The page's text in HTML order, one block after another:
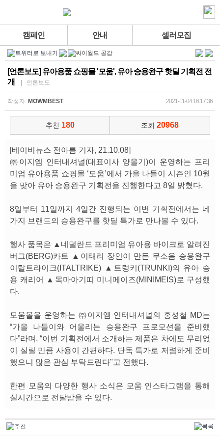
캠페인 안내 셀러모집
[언론보도] 유아용품 쇼핑몰 '모움', 유아 승용완구 핫딜 기획전 전
개
| 언론보도
작성자 MOWMBEST 2021-11-04 16:17:36
추천 180 조회 20968
[베이비뉴스 전아름 기자, 21.10.08]
㈜이지엠 인터내셔널(대표이사 양을기)이 운영하는 프리
미엄 유아용품 쇼핑몰 ‘모움’에서 가을 나들이 시즌인 10월
을 맞아 유아 승용완구 기획전을 진행한다고 8일 밝혔다.
8일부터 11일까지 4일간 진행되는 이번 기획전에서는 네
가지 브랜드의 승용완구를 핫딜 특가로 만나볼 수 있다.
행사 품목은 ▲네덜란드 프리미엄 유아용 바이크로 알려진
버그(BERG)카트 ▲이태리 장인이 만든 무소음 승용완구
이탈트라이크(ITALTRIKE) ▲트렁키(TRUNKI)의 유아 승
용 캐리어 ▲목마아기띠 미니메이즈(MINIMEIS)로 구성했
다.
모움몰을 운영하는 ㈜이지엠 인터내셔널의 홍성철 MD는
“가을 나들이와 어울리는 승용완구 프로모션을 준비했
다”라며, “이번 기획전에서 소개하는 제품은 차에도 무리없
이 실릴 만큼 사용이 간편하다. 단독 특가로 저렴하게 준비
했으니 많은 관심 부탁드린다"고 전했다.
한편 모움의 다양한 행사 소식은 모움 인스타그램을 통해
실시간으로 전달받을 수 있다.